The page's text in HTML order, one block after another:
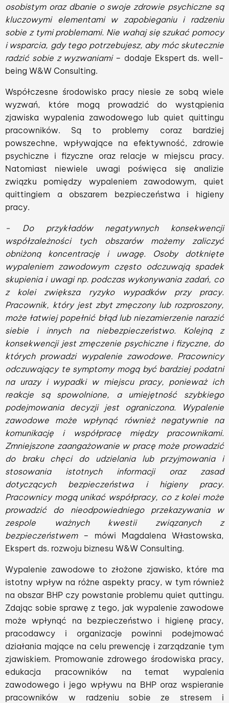
osobistym oraz dbanie o swoje zdrowie psychiczne są
kluczowymi elementami w zapobieganiu i radzeniu
sobie z tymi problemami. Nie wahaj się szukać pomocy
i wsparcia, gdy tego potrzebujesz, aby móc skutecznie
radzić sobie z wyzwaniami – dodaje Ekspert ds. well-
being W&W Consulting.
Współczesne środowisko pracy niesie ze sobą wiele
wyzwań, które mogą prowadzić do wystąpienia
zjawiska wypalenia zawodowego lub quiet quittingu
pracowników. Są to problemy coraz bardziej
powszechne, wpływające na efektywność, zdrowie
psychiczne i fizyczne oraz relacje w miejscu pracy.
Natomiast niewiele uwagi poświęca się analizie
związku pomiędzy wypaleniem zawodowym, quiet
quittingiem a obszarem bezpieczeństwa i higieny
pracy.
- Do przykładów negatywnych konsekwencji
współzależności tych obszarów możemy zaliczyć
obniżoną koncentrację i uwagę. Osoby dotknięte
wypaleniem zawodowym często odczuwają spadek
skupienia i uwagi np. podczas wykonywania zadań, co
z kolei zwiększa ryzyko wypadków przy pracy.
Pracownik, który jest zbyt zmęczony lub rozproszony,
może łatwiej popełnić błąd lub niezamierzenie narazić
siebie i innych na niebezpieczeństwo. Kolejną z
konsekwencji jest zmęczenie psychiczne i fizyczne, do
których prowadzi wypalenie zawodowe. Pracownicy
odczuwający te symptomy mogą być bardziej podatni
na urazy i wypadki w miejscu pracy, ponieważ ich
reakcje są spowolnione, a umiejętność szybkiego
podejmowania decyzji jest ograniczona. Wypalenie
zawodowe może wpłynąć również negatywnie na
komunikację i współpracę między pracownikami.
Zmniejszone zaangażowanie w pracę może prowadzić
do braku chęci do udzielania lub przyjmowania i
stosowania istotnych informacji oraz zasad
dotyczących bezpieczeństwa i higieny pracy.
Pracownicy mogą unikać współpracy, co z kolei może
prowadzić do nieodpowiedniego przekazywania w
zespole ważnych kwestii związanych z
bezpieczeństwem– mówi Magdalena Włastowska,
Ekspert ds. rozwoju biznesu W&W Consulting.
Wypalenie zawodowe to złożone zjawisko, które ma
istotny wpływ na różne aspekty pracy, w tym również
na obszar BHP czy powstanie problemu quiet quttingu.
Zdając sobie sprawę z tego, jak wypalenie zawodowe
może wpłynąć na bezpieczeństwo i higienę pracy,
pracodawcy i organizacje powinni podejmować
działania mające na celu prewencję i zarządzanie tym
zjawiskiem. Promowanie zdrowego środowiska pracy,
edukacja pracowników na temat wypalenia
zawodowego i jego wpływu na BHP oraz wspieranie
pracowników w radzeniu sobie ze stresem i